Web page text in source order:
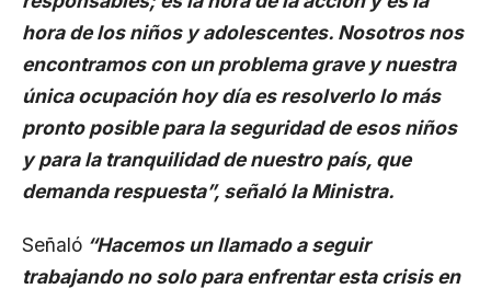
hora de los niños y adolescentes. Nosotros nos
encontramos con un problema grave y nuestra
única ocupación hoy día es resolverlo lo más
pronto posible para la seguridad de esos niños
y para la tranquilidad de nuestro país, que
demanda respuesta”, señaló la Ministra.
Señaló “Hacemos un llamado a seguir
trabajando no solo para enfrentar esta crisis en